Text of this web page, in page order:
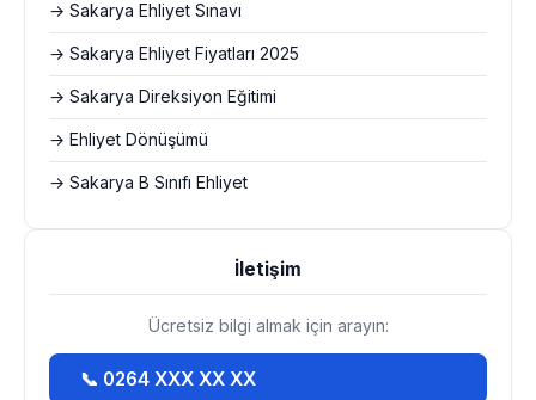
→ Sakarya Ehliyet Sınavı
→ Sakarya Ehliyet Fiyatları 2025
→ Sakarya Direksiyon Eğitimi
→ Ehliyet Dönüşümü
→ Sakarya B Sınıfı Ehliyet
İletişim
Ücretsiz bilgi almak için arayın:
📞 0264 XXX XX XX